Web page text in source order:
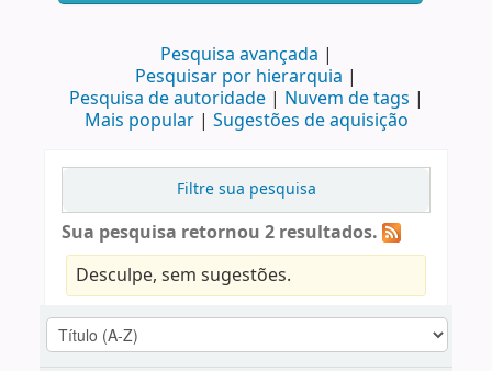
Pesquisa avançada
Pesquisar por hierarquia
Pesquisa de autoridade
Nuvem de tags
Mais popular
Sugestões de aquisição
Filtre sua pesquisa
Sua pesquisa retornou 2 resultados.
Desculpe, sem sugestões.